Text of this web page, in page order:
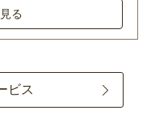
る
ビス